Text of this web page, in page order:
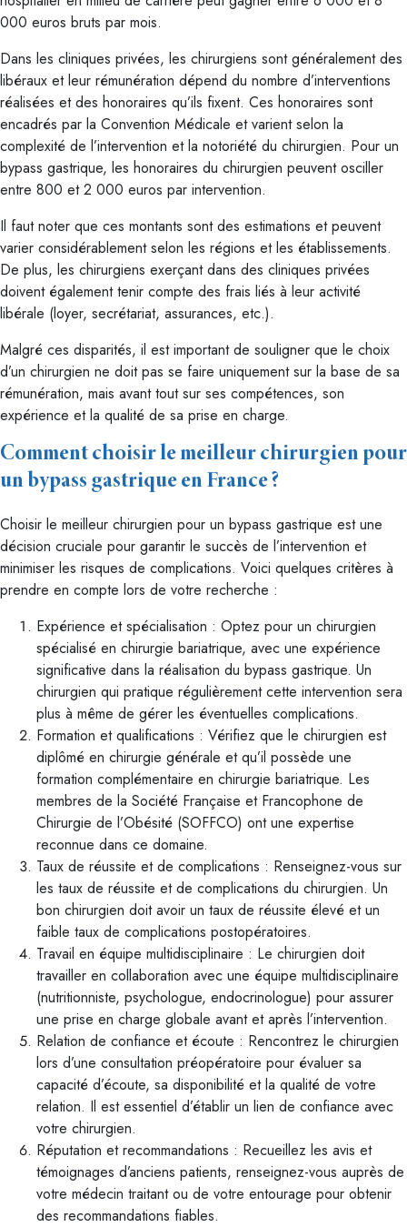
000 euros bruts par mois.
Dans les cliniques privées, les chirurgiens sont généralement des
libéraux et leur rémunération dépend du nombre d’interventions
réalisées et des honoraires qu’ils fixent. Ces honoraires sont
encadrés par la Convention Médicale et varient selon la
complexité de l’intervention et la notoriété du chirurgien. Pour un
bypass gastrique, les honoraires du chirurgien peuvent osciller
entre 800 et 2 000 euros par intervention.
Il faut noter que ces montants sont des estimations et peuvent
varier considérablement selon les régions et les établissements.
De plus, les chirurgiens exerçant dans des cliniques privées
doivent également tenir compte des frais liés à leur activité
libérale (loyer, secrétariat, assurances, etc.).
Malgré ces disparités, il est important de souligner que le choix
d’un chirurgien ne doit pas se faire uniquement sur la base de sa
rémunération, mais avant tout sur ses compétences, son
expérience et la qualité de sa prise en charge.
Comment choisir le meilleur chirurgien pour
un bypass gastrique en France ?
Choisir le meilleur chirurgien pour un bypass gastrique est une
décision cruciale pour garantir le succès de l’intervention et
minimiser les risques de complications. Voici quelques critères à
prendre en compte lors de votre recherche :
Expérience et spécialisation : Optez pour un chirurgien
spécialisé en chirurgie bariatrique, avec une expérience
significative dans la réalisation du bypass gastrique. Un
chirurgien qui pratique régulièrement cette intervention sera
plus à même de gérer les éventuelles complications.
Formation et qualifications : Vérifiez que le chirurgien est
diplômé en chirurgie générale et qu’il possède une
formation complémentaire en chirurgie bariatrique. Les
membres de la Société Française et Francophone de
Chirurgie de l’Obésité (SOFFCO) ont une expertise
reconnue dans ce domaine.
Taux de réussite et de complications : Renseignez-vous sur
les taux de réussite et de complications du chirurgien. Un
bon chirurgien doit avoir un taux de réussite élevé et un
faible taux de complications postopératoires.
Travail en équipe multidisciplinaire : Le chirurgien doit
travailler en collaboration avec une équipe multidisciplinaire
(nutritionniste, psychologue, endocrinologue) pour assurer
une prise en charge globale avant et après l’intervention.
Relation de confiance et écoute : Rencontrez le chirurgien
lors d’une consultation préopératoire pour évaluer sa
capacité d’écoute, sa disponibilité et la qualité de votre
relation. Il est essentiel d’établir un lien de confiance avec
votre chirurgien.
Réputation et recommandations : Recueillez les avis et
témoignages d’anciens patients, renseignez-vous auprès de
votre médecin traitant ou de votre entourage pour obtenir
des recommandations fiables.